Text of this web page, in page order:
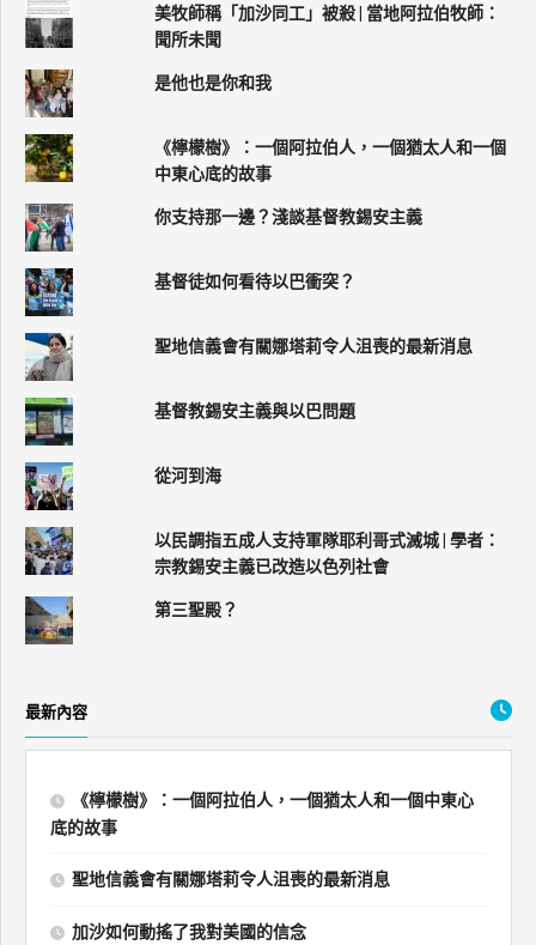
美牧師稱「加沙同工」被殺 | 當地阿拉伯牧師：
聞所未聞
是他也是你和我
《檸檬樹》：一個阿拉伯人，一個猶太人和一個
中東心底的故事
你支持那一邊？淺談基督教錫安主義
基督徒如何看待以巴衝突？
聖地信義會有關娜塔莉令人沮喪的最新消息
基督教錫安主義與以巴問題
從河到海
以民調指五成人支持軍隊耶利哥式滅城 | 學者：
宗教錫安主義已改造以色列社會
第三聖殿？
最新內容
《檸檬樹》：一個阿拉伯人，一個猶太人和一個中東心
底的故事
聖地信義會有關娜塔莉令人沮喪的最新消息
加沙如何動搖了我對美國的信念